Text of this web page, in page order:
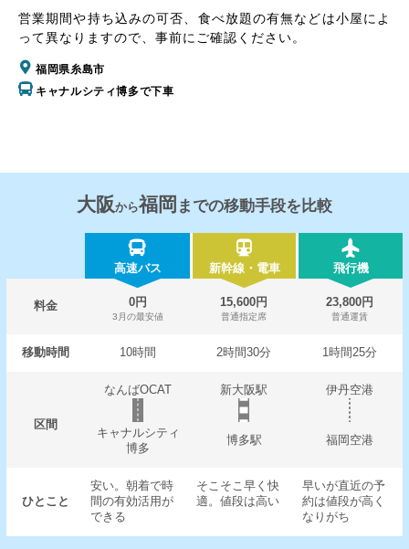
営業期間や持ち込みの可否、食べ放題の有無などは小屋によ
って異なりますので、事前にご確認ください。
福岡県糸島市
キャナルシティ博多で下車
大阪から福岡 までの移動手段を比較
高速バス 新幹線・電車 飛行機
料金 0円
3月の最安値
15,600円
普通指定席
23,800円
普通運賃
移動時間 10時間 2時間30分 1時間25分
区間
なんばOCAT 新大阪駅 伊丹空港
キャナルシティ
博多
博多駅 福岡空港
ひとこと
安い。朝着で時
間の有効活用が
できる
そこそこ早く快
適。値段は高い
早いが直近の予
約は値段が高く
なりがち